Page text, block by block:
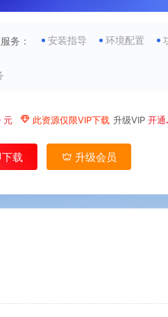
务： 安装指导 环境配置
元 此资源仅限VIP下载 升级VIP 开
载 升级会员